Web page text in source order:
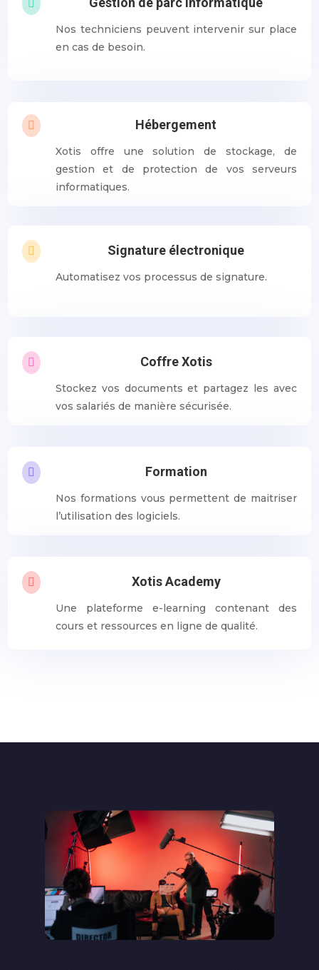
Nos techniciens peuvent intervenir sur place
en cas de besoin.
 Hébergement
Xotis offre une solution de stockage, de
gestion et de protection de vos serveurs
informatiques.
 Signature électronique
Automatisez vos processus de signature.
 Coffre Xotis
Stockez vos documents et partagez les avec
vos salariés de manière sécurisée.
 Formation
Nos formations vous permettent de maitriser
l’utilisation des logiciels.
 Xotis Academy
Une plateforme e-learning contenant des
cours et ressources en ligne de qualité.